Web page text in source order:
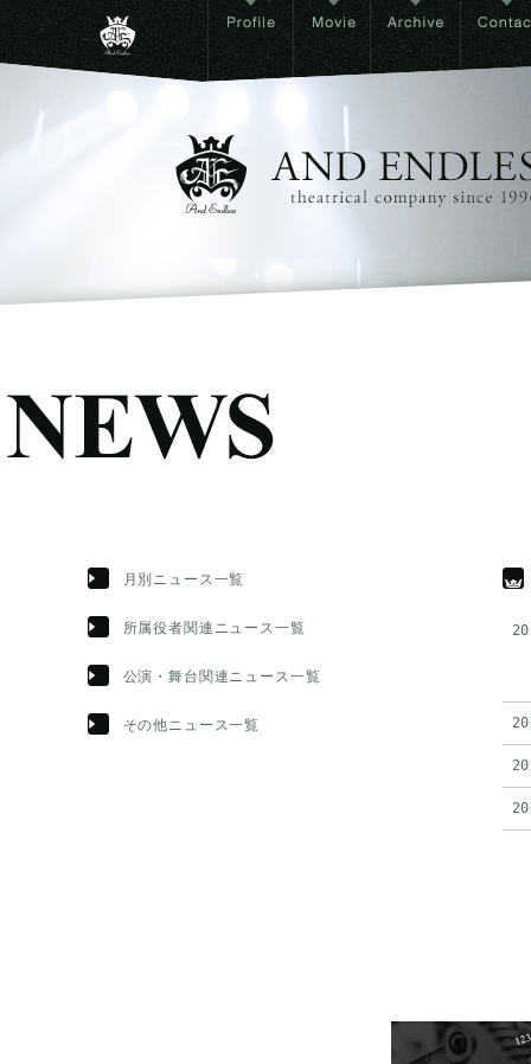
月別ニュース一覧
所属役者関連ニュース一覧
公演・舞台関連ニュース一覧
その他ニュース一覧